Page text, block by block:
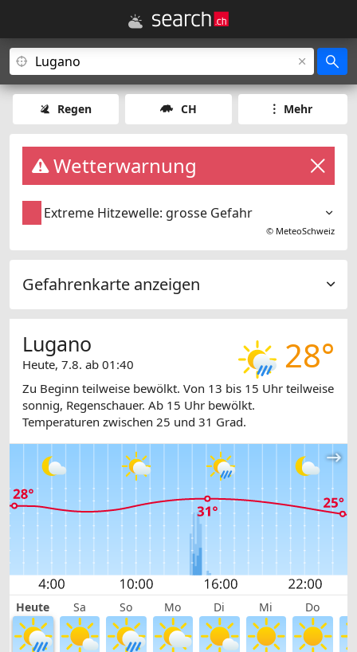
Regen CH Mehr
Wetterwarnung
Extreme Hitzewelle: grosse Gefahr
© MeteoSchweiz
Gefahrenkarte anzeigen
28°
Lugano
Heute, 7.8. ab 01:40
Zu Beginn teilweise bewölkt. Von 13 bis 15 Uhr teilweise
sonnig, Regenschauer. Ab 15 Uhr bewölkt.
Temperaturen zwischen 25 und 31 Grad.
Heute Sa So Mo Di Mi Do